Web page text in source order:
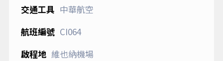
中華航空
CI064
維也納機場